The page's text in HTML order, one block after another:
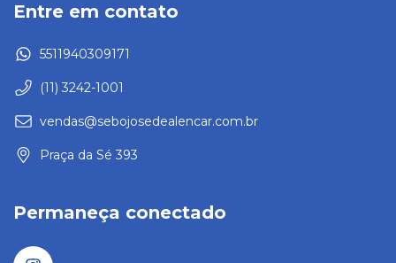
Entre em contato
5511940309171
(11) 3242-1001
vendas@sebojosedealencar.com.br
Praça da Sé 393
Permaneça conectado